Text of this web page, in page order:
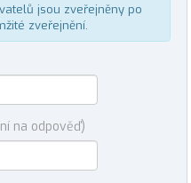
jsou zveřejněny po
zveřejnění.
na odpověď)